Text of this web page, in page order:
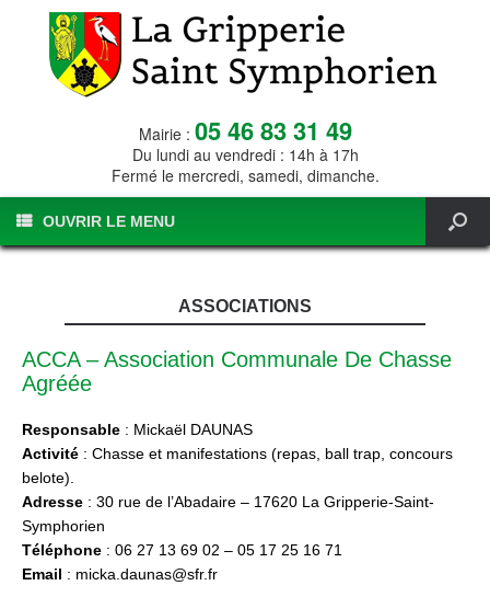
Mairie : 05 46 83 31 49
Du lundi au vendredi : 14h à 17h
Fermé le mercredi, samedi, dimanche.
OUVRIR LE MENU
ASSOCIATIONS
ACCA – Association Communale De Chasse
Agréée
Responsable : Mickaël DAUNAS
Activité : Chasse et manifestations (repas, ball trap, concours
belote).
Adresse : 30 rue de l’Abadaire – 17620 La Gripperie-Saint-
Symphorien
Téléphone : 06 27 13 69 02 – 05 17 25 16 71
Email : micka.daunas@sfr.fr